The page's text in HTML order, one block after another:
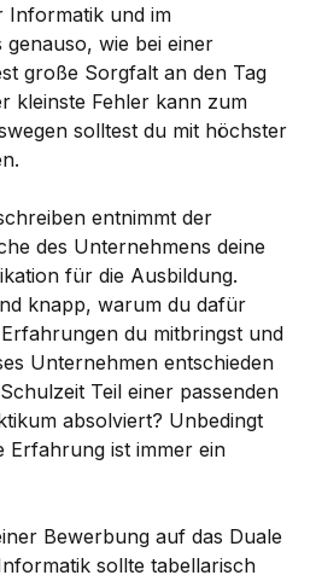
Informatik und im
genauso, wie bei einer
große Sorgfalt an den Tag
kleinste Fehler kann zum
solltest du mit höchster
entnimmt der
des Unternehmens deine
für die Ausbildung.
knapp, warum du dafür
du mitbringst und
Unternehmen entschieden
Teil einer passenden
absolviert? Unbedingt
Erfahrung ist immer ein
Bewerbung auf das Duale
sollte tabellarisch